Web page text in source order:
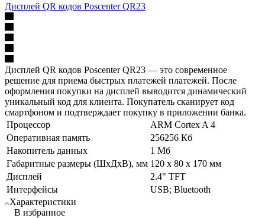
Дисплей QR кодов Poscenter QR23
Дисплей QR кодов Poscenter QR23 — это современное
решение для приема быстрых платежей платежей. После
оформления покупки на дисплей выводится динамический
уникальный код для клиента. Покупатель сканирует код
смартфоном и подтверждает покупку в приложении банка.
Процессор
ARM Cortex A 4
Оперативная память
256256 Кб
Накопитель данных
1 Мб
Габаритные размеры (ШхДхВ), мм 120 х 80 х 170 мм
Дисплей
2.4" TFT
Интерфейсы
USB; Bluetooth
Характеристики
В избранное